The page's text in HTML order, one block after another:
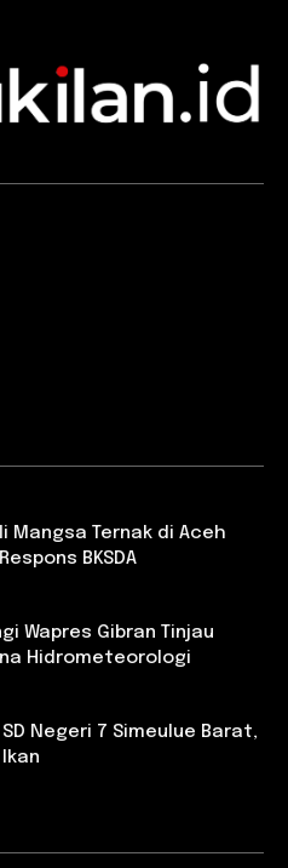
Mangsa Ternak di Aceh
BKSDA
Wapres Gibran Tinjau
Hidrometeorologi
Negeri 7 Simeulue Barat,